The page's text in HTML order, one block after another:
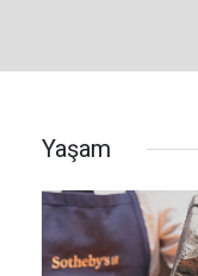
Yaşam